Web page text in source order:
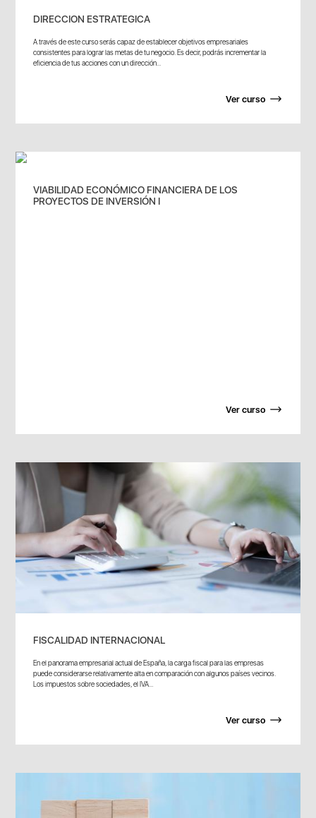
DIRECCION ESTRATEGICA
A través de este curso serás capaz de establecer objetivos empresariales
consistentes para lograr las metas de tu negocio. Es decir, podrás incrementar la
eficiencia de tus acciones con un dirección...
Ver curso
VIABILIDAD ECONÓMICO FINANCIERA DE LOS
PROYECTOS DE INVERSIÓN I
Ver curso
FISCALIDAD INTERNACIONAL
En el panorama empresarial actual de España, la carga fiscal para las empresas
puede considerarse relativamente alta en comparación con algunos países vecinos.
Los impuestos sobre sociedades, el IVA...
Ver curso